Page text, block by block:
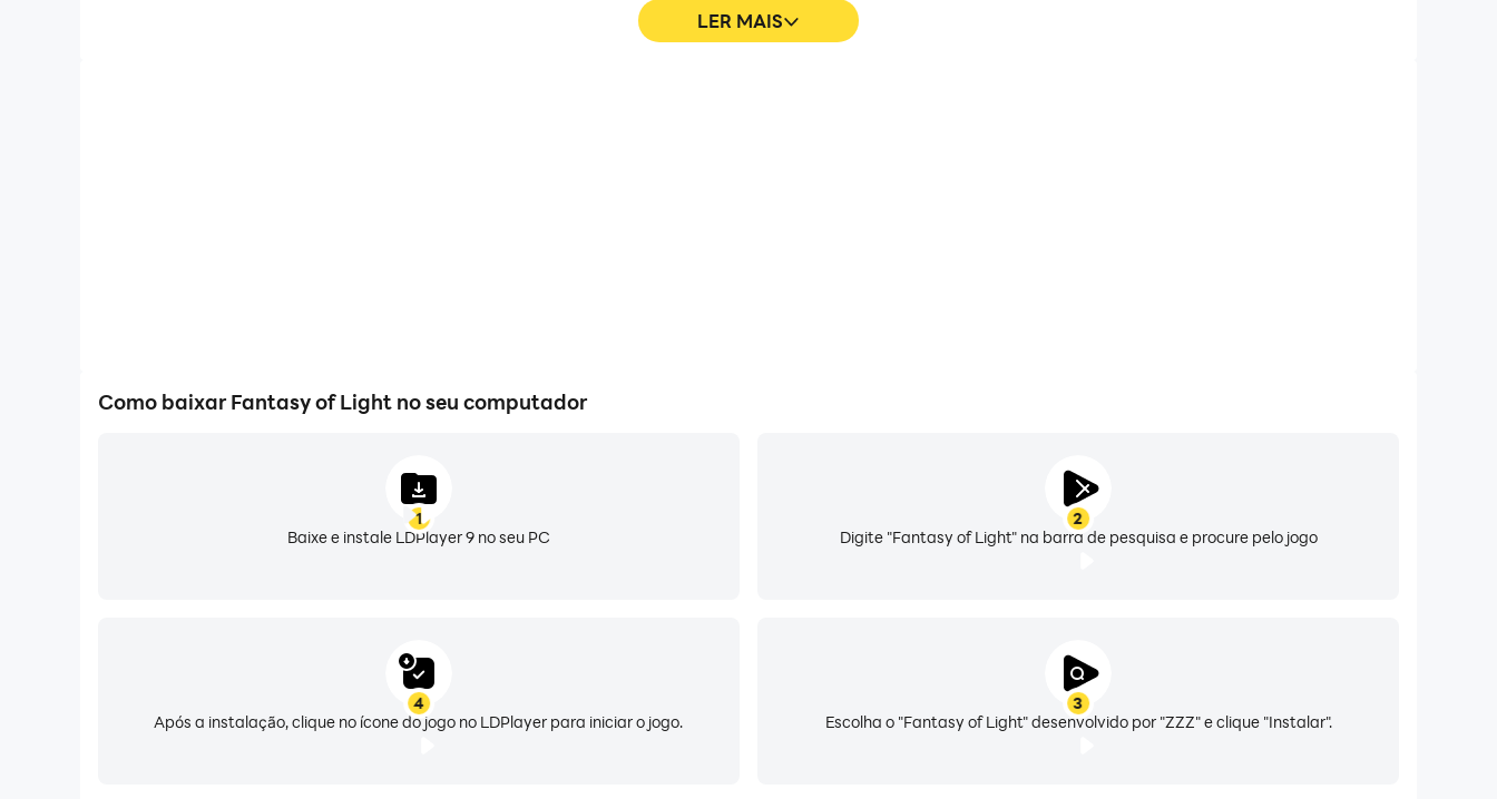
LER MAIS
Como baixar Fantasy of Light no seu computador
1
Baixe e instale LDPlayer 9 no seu PC
2
Digite "Fantasy of Light" na barra de pesquisa e procure pelo jogo
3
Escolha o "Fantasy of Light" desenvolvido por "ZZZ" e clique "Instalar".
4
Após a instalação, clique no ícone do jogo no LDPlayer para iniciar o jogo.